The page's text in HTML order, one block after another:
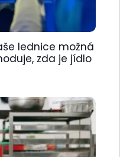
lednice možná
zda je jídlo